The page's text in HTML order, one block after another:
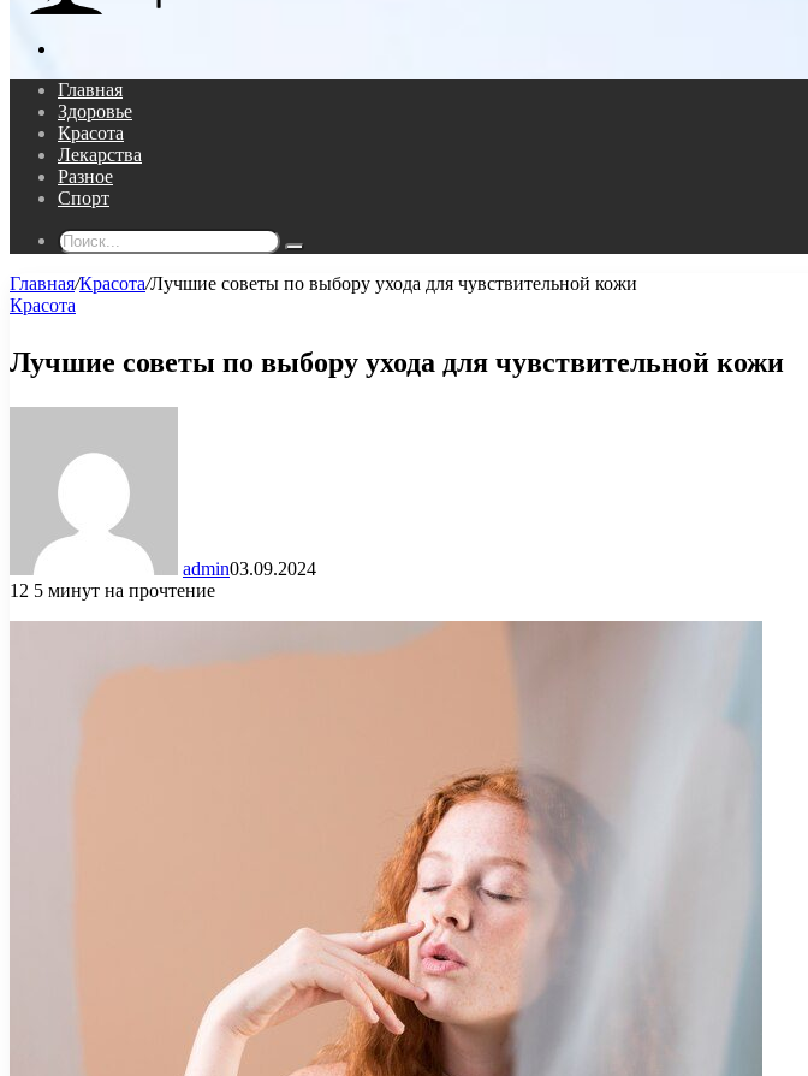
Главная
Здоровье
Красота
Лекарства
Разное
Спорт
Поиск...
Главная/Красота/Лучшие советы по выбору ухода для чувствительной кожи
Красота
Лучшие советы по выбору ухода для чувствительной кожи
admin03.09.2024
12 5 минут на прочтение